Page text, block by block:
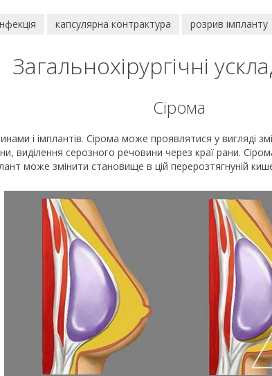
капсулярна контрактура розрив імпланту
Загальнохірургічні
Сірома
і імплантів. Сірома може проявлятися у вигляді
виділення серозного речовини через краї рани.
може змінити становище в цій перерозтягнуній